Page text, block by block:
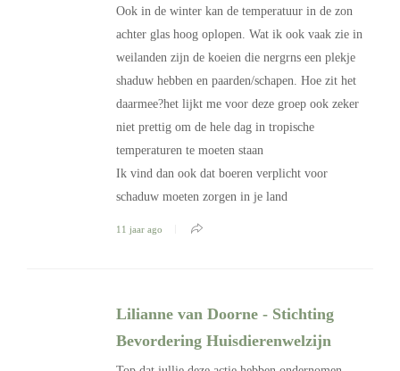
Ook in de winter kan de temperatuur in de zon
achter glas hoog oplopen. Wat ik ook vaak zie in
weilanden zijn de koeien die nergrns een plekje
shaduw hebben en paarden/schapen. Hoe zit het
daarmee?het lijkt me voor deze groep ook zeker
niet prettig om de hele dag in tropische
temperaturen te moeten staan
Ik vind dan ook dat boeren verplicht voor
schaduw moeten zorgen in je land
11 jaar ago
Lilianne van Doorne - Stichting
Bevordering Huisdierenwelzijn